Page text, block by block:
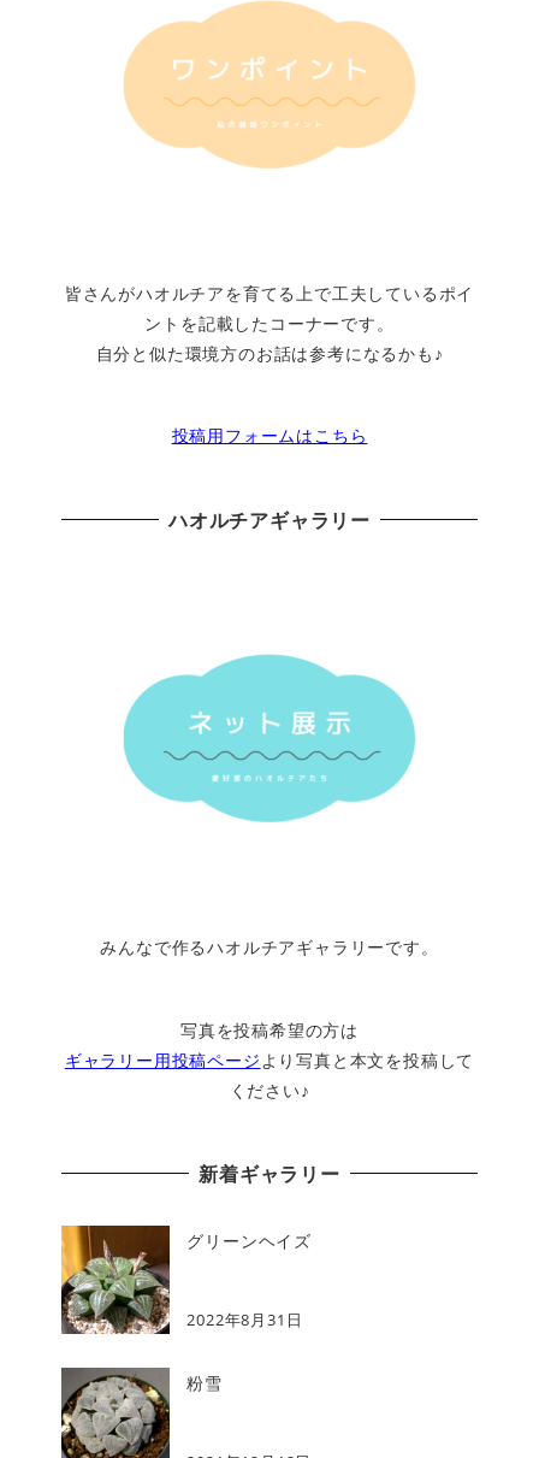
皆さんがハオルチアを育てる上で工夫しているポイ
ントを記載したコーナーです。
自分と似た環境方のお話は参考になるかも♪
投稿用フォームはこちら
ハオルチアギャラリー
みんなで作るハオルチアギャラリーです。
写真を投稿希望の方は
ギャラリー用投稿ページ より写真と本文を投稿して
ください♪
新着ギャラリー
グリーンヘイズ
2022年8月31日
粉雪